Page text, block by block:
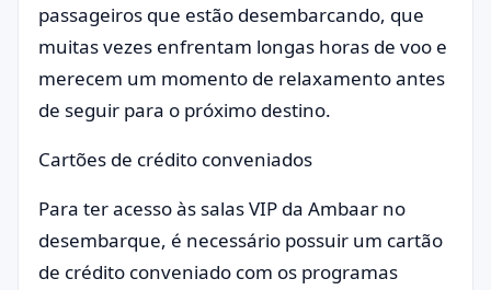
passageiros que estão desembarcando, que
muitas vezes enfrentam longas horas de voo e
merecem um momento de relaxamento antes
de seguir para o próximo destino.
Cartões de crédito conveniados
Para ter acesso às salas VIP da Ambaar no
desembarque, é necessário possuir um cartão
de crédito conveniado com os programas